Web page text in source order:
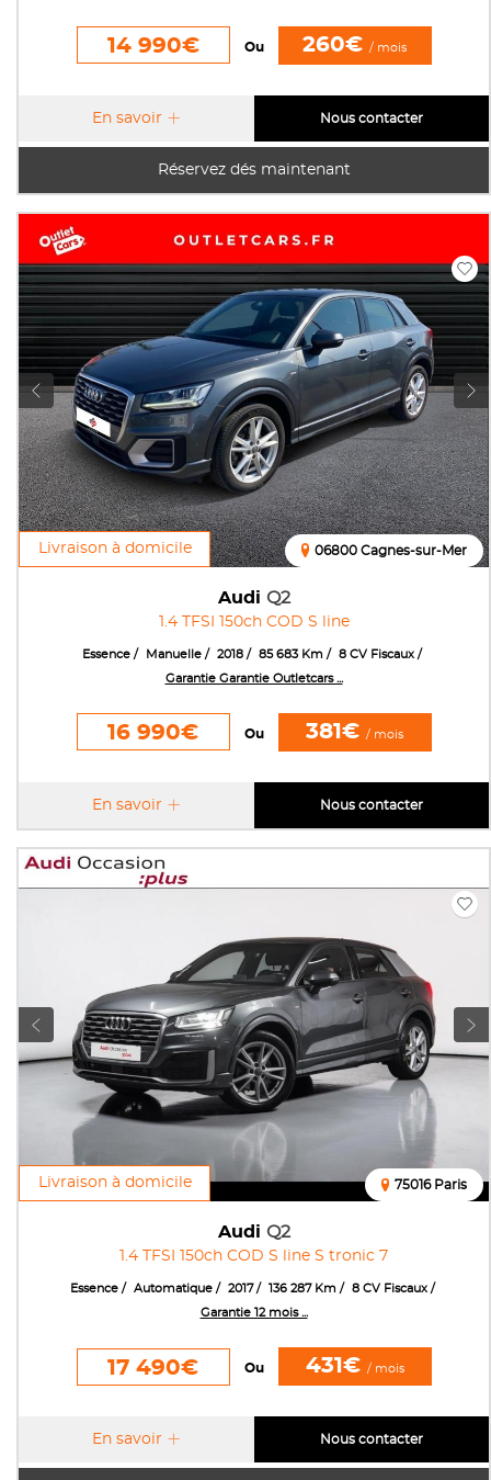
14 990€ Ou 260€ / mois
Réservez dés maintenant
En savoir Nous contacter
Livraison à domicile
Audi Q2
1.4 TFSI 150ch COD S line
06800 Cagnes-sur-Mer
Essence Manuelle 2018 85 683 Km
8 CV Fiscaux
Garantie Garantie Outletcars ...
16 990€ Ou 381€ / mois
En savoir Nous contacter
Livraison à domicile
Audi Q2
1.4 TFSI 150ch COD S line S tronic 7
75016 Paris
Essence Automatique 2017 136 287 Km
8 CV Fiscaux
Garantie 12 mois ...
17 490€ Ou 431€ / mois
En savoir Nous contacter